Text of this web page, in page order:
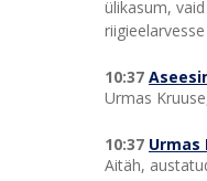
ülikasum,
10:37
Urmas
10:37 Urmas
Aitäh,